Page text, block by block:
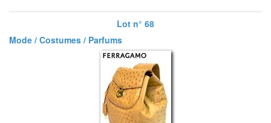
Lot n° 68
Mode / Costumes / Parfums